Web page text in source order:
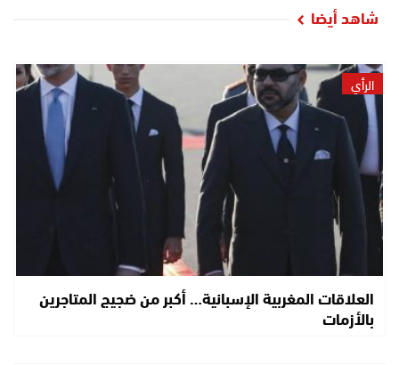
شاهد أيضا
الرأي
العلاقات المغربية الإسبانية… أكبر من ضجيج المتاجرين
بالأزمات